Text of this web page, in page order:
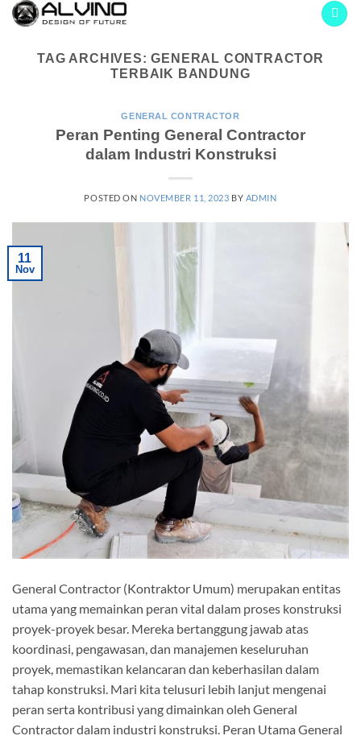
Skip
content
TAG ARCHIVES:GENERAL CONTRACTOR
TERBAIK BANDUNG
GENERAL CONTRACTOR
Peran Penting General Contractor
dalam Industri Konstruksi
POSTED ON NOVEMBER 11, 2023 BY ADMIN
11
Nov
General Contractor (Kontraktor Umum) merupakan entitas
utama yang memainkan peran vital dalam proses konstruksi
proyek-proyek besar. Mereka bertanggung jawab atas
koordinasi, pengawasan, dan manajemen keseluruhan
proyek, memastikan kelancaran dan keberhasilan dalam
tahap konstruksi. Mari kita telusuri lebih lanjut mengenai
peran serta kontribusi yang dimainkan oleh General
Contractor dalam industri konstruksi. Peran Utama General